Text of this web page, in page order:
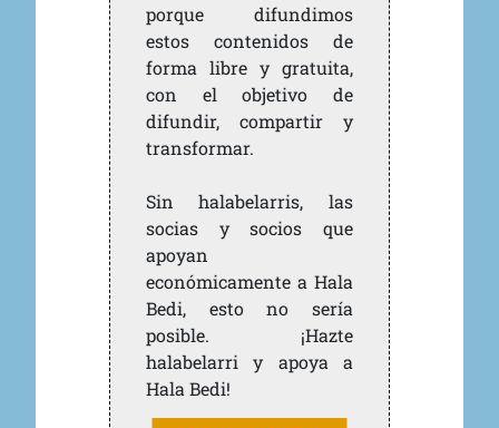
porque difundimos
estos contenidos de
forma libre y gratuita,
con el objetivo de
difundir, compartir y
transformar.
Sin halabelarris, las
socias y socios que
apoyan
económicamente a Hala
Bedi, esto no sería
posible. ¡Hazte
halabelarri y apoya a
Hala Bedi!